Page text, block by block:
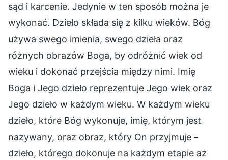
sąd i karcenie. Jedynie w ten sposób można je
wykonać. Dzieło składa się z kilku wieków. Bóg
używa swego imienia, swego dzieła oraz
różnych obrazów Boga, by odróżnić wiek od
wieku i dokonać przejścia między nimi. Imię
Boga i Jego dzieło reprezentuje Jego wiek oraz
Jego dzieło w każdym wieku. W każdym wieku
dzieło, które Bóg wykonuje, imię, którym jest
nazywany, oraz obraz, który On przyjmuje –
dzieło, którego dokonuje na każdym etapie aż